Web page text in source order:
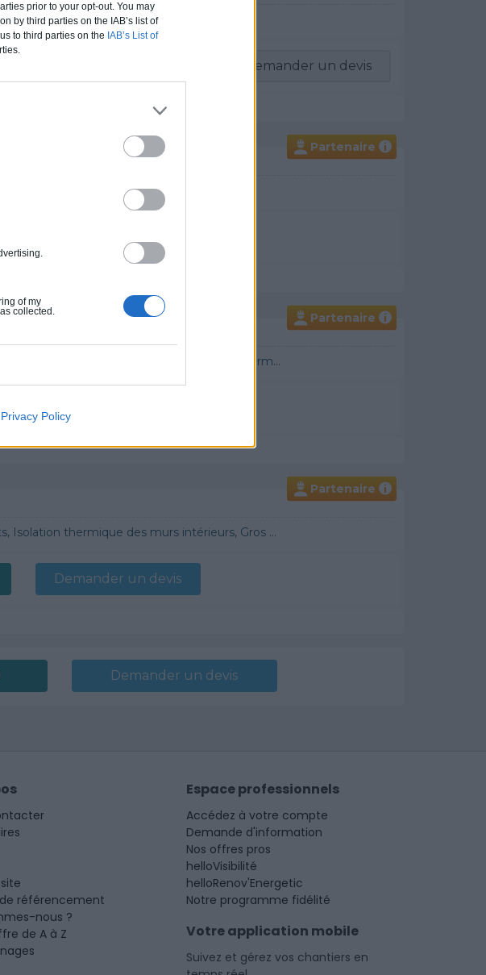
prior to your opt-out. You may
by third parties on the IAB’s list of
to third parties on the IAB’s List of
of my
collected.
Privacy Policy
Demander un devis
Partenaire i
Partenaire i
Traitement de l'eau, Décrassage / Démoussage de toiture, Cheminée, Terrassement, Plancher chauffant
Partenaire i
intérieurs, Gros œuvre, Plâtre traditionnel, Chauffage Fioul, Bétons cirés
Demander un devis
Demander un devis
référencement
nous ?
de A à Z
Espace professionnels
Accédez à votre compte
Demande d'information
Nos offres pros
helloVisibilité
helloRenov'Energetic
Notre programme fidélité
Votre application mobile
Suivez et gérez vos chantiers en